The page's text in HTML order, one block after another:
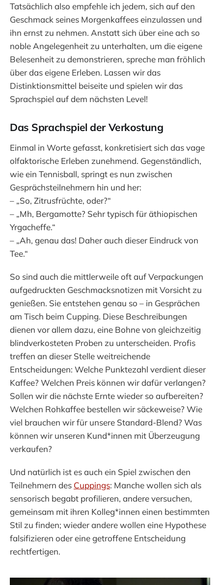
Tatsächlich also empfehle ich jedem, sich auf den
Geschmack seines Morgenkaffees einzulassen und
ihn ernst zu nehmen. Anstatt sich über eine ach so
noble Angelegenheit zu unterhalten, um die eigene
Belesenheit zu demonstrieren, spreche man fröhlich
über das eigene Erleben. Lassen wir das
Distinktionsmittel beiseite und spielen wir das
Sprachspiel auf dem nächsten Level!
Das Sprachspiel der Verkostung
Einmal in Worte gefasst, konkretisiert sich das vage
olfaktorische Erleben zunehmend. Gegenständlich,
wie ein Tennisball, springt es nun zwischen
Gesprächsteilnehmern hin und her:
– „So, Zitrusfrüchte, oder?“
– „Mh, Bergamotte? Sehr typisch für äthiopischen
Yrgacheffe.“
– „Ah, genau das! Daher auch dieser Eindruck von
Tee.“
So sind auch die mittlerweile oft auf Verpackungen
aufgedruckten Geschmacksnotizen mit Vorsicht zu
genießen. Sie entstehen genau so – in Gesprächen
am Tisch beim Cupping. Diese Beschreibungen
dienen vor allem dazu, eine Bohne von gleichzeitig
blindverkosteten Proben zu unterscheiden. Profis
treffen an dieser Stelle weitreichende
Entscheidungen: Welche Punktezahl verdient dieser
Kaffee? Welchen Preis können wir dafür verlangen?
Sollen wir die nächste Ernte wieder so aufbereiten?
Welchen Rohkaffee bestellen wir säckeweise? Wie
viel brauchen wir für unsere Standard-Blend? Was
können wir unseren Kund*innen mit Überzeugung
verkaufen?
Und natürlich ist es auch ein Spiel zwischen den
Teilnehmern des Cuppings: Manche wollen sich als
sensorisch begabt profilieren, andere versuchen,
gemeinsam mit ihren Kolleg*innen einen bestimmten
Stil zu finden; wieder andere wollen eine Hypothese
falsifizieren oder eine getroffene Entscheidung
rechtfertigen.